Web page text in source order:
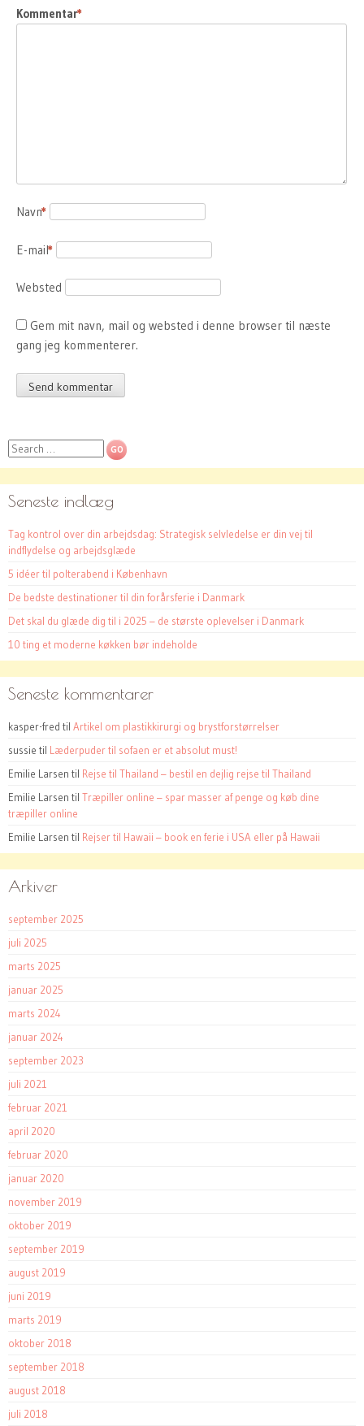
Kommentar
*
Navn
*
E-mail
*
Websted
Gem mit navn, mail og websted i denne browser til næste
gang jeg kommenterer.
Search
Seneste indlæg
Tag kontrol over din arbejdsdag: Strategisk selvledelse er din vej til
indflydelse og arbejdsglæde
5 idéer til polterabend i København
De bedste destinationer til din forårsferie i Danmark
Det skal du glæde dig til i 2025 – de største oplevelser i Danmark
10 ting et moderne køkken bør indeholde
Seneste kommentarer
kasper-fred til Artikel om plastikkirurgi og brystforstørrelser
sussie til Læderpuder til sofaen er et absolut must!
Emilie Larsen til Rejse til Thailand – bestil en dejlig rejse til Thailand
Emilie Larsen til Træpiller online – spar masser af penge og køb dine
træpiller online
Emilie Larsen til Rejser til Hawaii – book en ferie i USA eller på Hawaii
Arkiver
september 2025
juli 2025
marts 2025
januar 2025
marts 2024
januar 2024
september 2023
juli 2021
februar 2021
april 2020
februar 2020
januar 2020
november 2019
oktober 2019
september 2019
august 2019
juni 2019
marts 2019
oktober 2018
september 2018
august 2018
juli 2018